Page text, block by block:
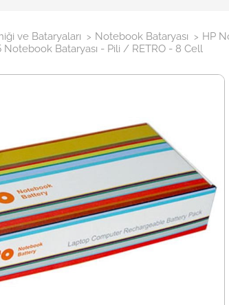
ve Bataryaları > Notebook Bataryası > HP
Bataryası - Pili / RETRO - 8 Cell